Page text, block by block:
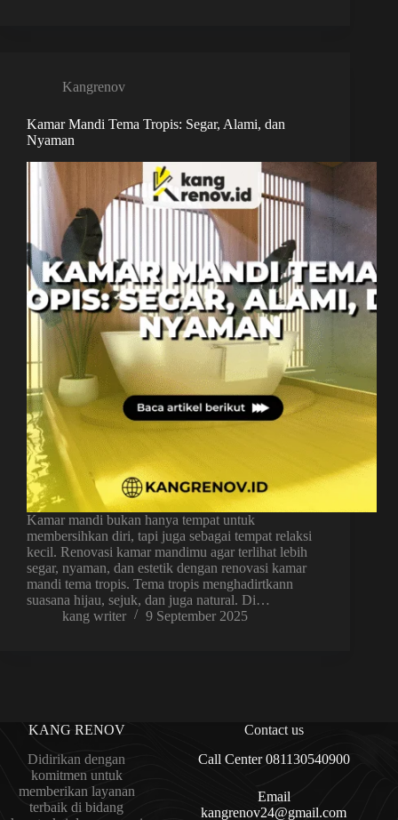
Kangrenov
Kamar Mandi Tema Tropis: Segar, Alami, dan
Nyaman
Kamar mandi bukan hanya tempat untuk
membersihkan diri, tapi juga sebagai tempat relaksi
kecil. Renovasi kamar mandimu agar terlihat lebih
segar, nyaman, dan estetik dengan renovasi kamar
mandi tema tropis. Tema tropis menghadirtkann
suasana hijau, sejuk, dan juga natural. Di…
kang writer
9 September 2025
KANG RENOV
Didirikan dengan
komitmen untuk
memberikan layanan
terbaik di bidang
Contact us
Call Center 081130540900
Email
kangrenov24@gmail.com